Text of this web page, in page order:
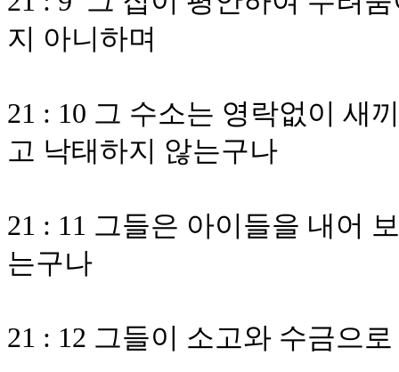
지 아니하며
21 : 10 그 수소는 영락없이 새
고 낙태하지 않는구나
21 : 11 그들은 아이들을 내어
는구나
21 : 12 그들이 소고와 수금으